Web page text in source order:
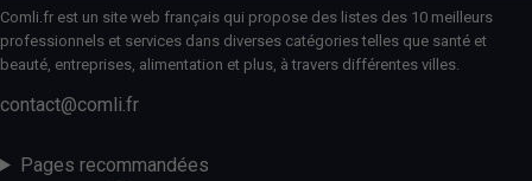
Comli.fr est un site web français qui propose des listes des 10 meilleurs
professionnels et services dans diverses catégories telles que santé et
beauté, entreprises, alimentation et plus, à travers différentes villes.
contact@comli.fr
Pages recommandées